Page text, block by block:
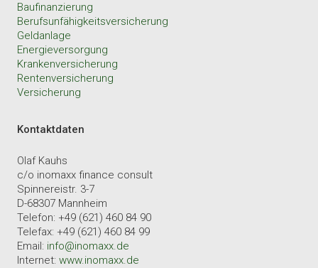
Baufinanzierung
Berufsunfähigkeitsversicherung
Geldanlage
Energieversorgung
Krankenversicherung
Rentenversicherung
Versicherung
Kontaktdaten
Olaf Kauhs
c/o inomaxx finance consult
Spinnereistr. 3-7
D-68307 Mannheim
Telefon: +49 (621) 460 84 90
Telefax: +49 (621) 460 84 99
Email: info@inomaxx.de
Internet: www.inomaxx.de